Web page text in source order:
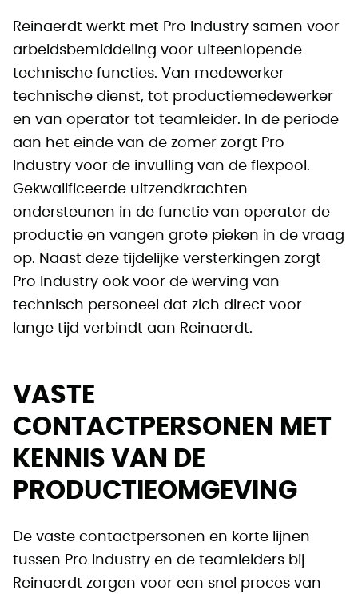
Reinaerdt werkt met Pro Industry samen voor
arbeidsbemiddeling voor uiteenlopende
technische functies. Van medewerker
technische dienst, tot productiemedewerker
en van operator tot teamleider. In de periode
aan het einde van de zomer zorgt Pro
Industry voor de invulling van de flexpool.
Gekwalificeerde uitzendkrachten
ondersteunen in de functie van operator de
productie en vangen grote pieken in de vraag
op. Naast deze tijdelijke versterkingen zorgt
Pro Industry ook voor de werving van
technisch personeel dat zich direct voor
lange tijd verbindt aan Reinaerdt.
VASTE
CONTACTPERSONEN MET
KENNIS VAN DE
PRODUCTIEOMGEVING
De vaste contactpersonen en korte lijnen
tussen Pro Industry en de teamleiders bij
Reinaerdt zorgen voor een snel proces van